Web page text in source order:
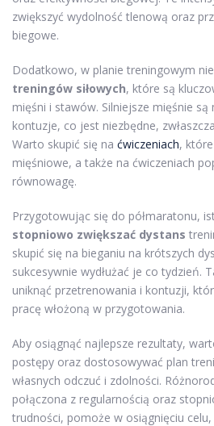
zwiększyć wydolność tlenową oraz
biegowe.
Dodatkowo, w planie treningowym
treningów siłowych, które są
mięśni i stawów. Silniejsze mięśnie
kontuzje, co jest niezbędne,
Warto skupić się na ćwiczeniach,
mięśniowe, a także na ćwiczeniach
równowagę.
Przygotowując się do półmaratonu,
stopniowo zwiększać dystans
skupić się na bieganiu na krótszych
sukcesywnie wydłużać je co tydzień.
uniknąć przetrenowania i kontuzji,
pracę włożoną w przygotowania.
Aby osiągnąć najlepsze rezultaty,
postępy oraz dostosowywać plan
własnych odczuć i zdolności.
połączona z regularnością oraz
trudności, pomoże w osiągnięciu